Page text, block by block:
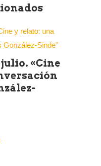
julio. «Cine